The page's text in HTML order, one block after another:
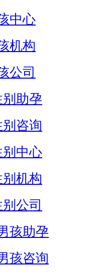
中心
机构
公司
别助孕
咨询
别中心
机构
公司
孩助孕
孩咨询